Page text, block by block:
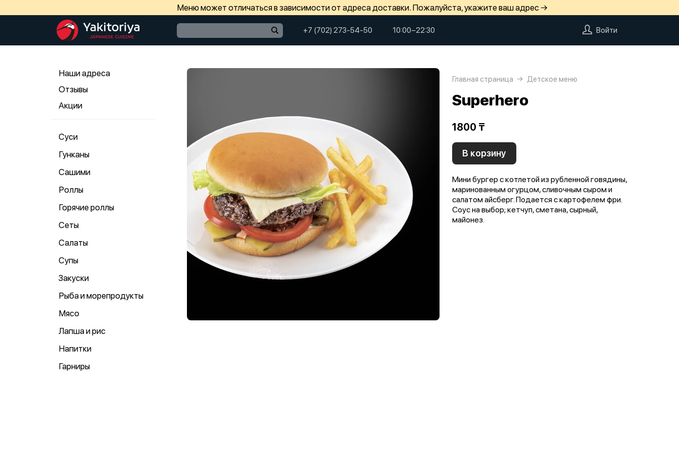
Меню может отличаться в зависимости от адреса доставки. Пожалуйста, укажите ваш адрес →
+7 (702) 273-54-50 10:00−22:30 Войти
Наши адреса
Отзывы
Акции
Суси
Гунканы
Сашими
Роллы
Горячие роллы
Сеты
Салаты
Супы
Закуски
Рыба и морепродукты
Мясо
Лапша и рис
Напитки
Гарниры
Главная страница Детское меню
Superhero
1800 ₸
В корзину
Мини бургер с котлетой из рубленной говядины,
маринованным огурцом, сливочным сыром и
салатом айсберг. Подается с картофелем фри.
Соус на выбор; кетчуп, сметана, сырный,
майонез.